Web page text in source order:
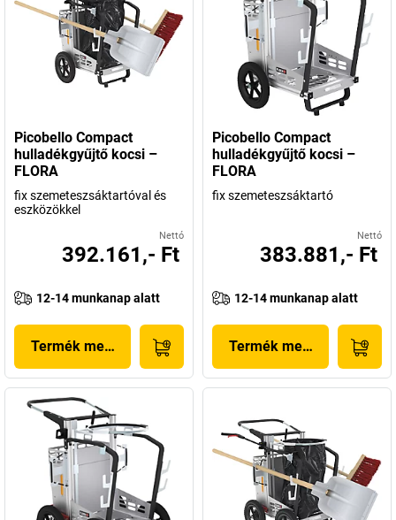
Picobello Compact
hulladékgyűjtő kocsi –
FLORA
fix szemeteszsáktartóval és
eszközökkel
Nettó
392.161,- Ft
12-14 munkanap alatt
Termék megjelenítése
Picobello Compact
hulladékgyűjtő kocsi –
FLORA
fix szemeteszsáktartó
Nettó
383.881,- Ft
12-14 munkanap alatt
Termék megjelenítése